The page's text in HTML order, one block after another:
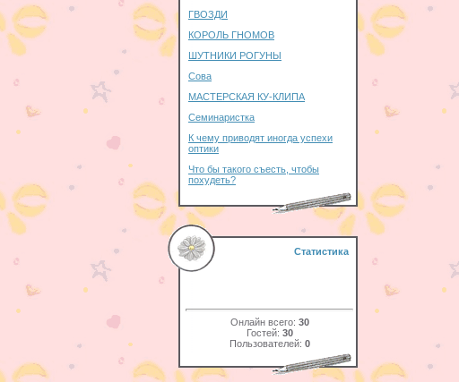
ГВОЗДИ
КОРОЛЬ ГНОМОВ
ШУТНИКИ РОГУНЫ
Сова
МАСТЕРСКАЯ КУ-КЛИПА
Семинаристка
К чему приводят иногда успехи
оптики
Что бы такого съесть, чтобы
похудеть?
Статистика
Онлайн всего: 30
Гостей: 30
Пользователей: 0